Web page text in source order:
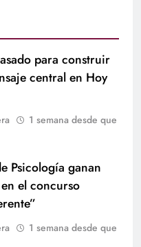
para construir
central en Hoy
1 semana desde que
Psicología ganan
el concurso
1 semana desde que